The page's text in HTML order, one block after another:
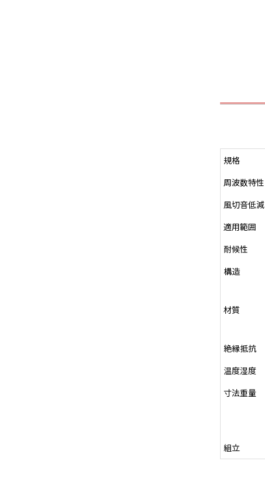
規格
周波数特性
風切音低減
適用範囲
耐候性
構造
材質
絶縁抵抗
温度湿度
寸法重量
組立